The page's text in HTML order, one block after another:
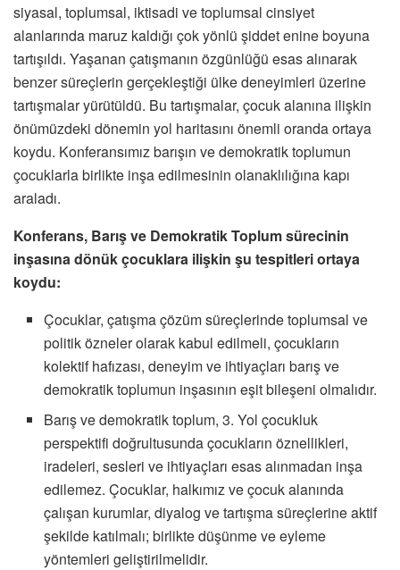
siyasal, toplumsal, iktisadi ve toplumsal cinsiyet
alanlarında maruz kaldığı çok yönlü şiddet enine boyuna
tartışıldı. Yaşanan çatışmanın özgünlüğü esas alınarak
benzer süreçlerin gerçekleştiği ülke deneyimleri üzerine
tartışmalar yürütüldü. Bu tartışmalar, çocuk alanına ilişkin
önümüzdeki dönemin yol haritasını önemli oranda ortaya
koydu. Konferansımız barışın ve demokratik toplumun
çocuklarla birlikte inşa edilmesinin olanaklılığına kapı
araladı.
Konferans, Barış ve Demokratik Toplum sürecinin
inşasına dönük çocuklara ilişkin şu tespitleri ortaya
koydu:
Çocuklar, çatışma çözüm süreçlerinde toplumsal ve
politik özneler olarak kabul edilmeli, çocukların
kolektif hafızası, deneyim ve ihtiyaçları barış ve
demokratik toplumun inşasının eşit bileşeni olmalıdır.
Barış ve demokratik toplum, 3. Yol çocukluk
perspektifi doğrultusunda çocukların öznellikleri,
iradeleri, sesleri ve ihtiyaçları esas alınmadan inşa
edilemez. Çocuklar, halkımız ve çocuk alanında
çalışan kurumlar, diyalog ve tartışma süreçlerine aktif
şekilde katılmalı; birlikte düşünme ve eyleme
yöntemleri geliştirilmelidir.